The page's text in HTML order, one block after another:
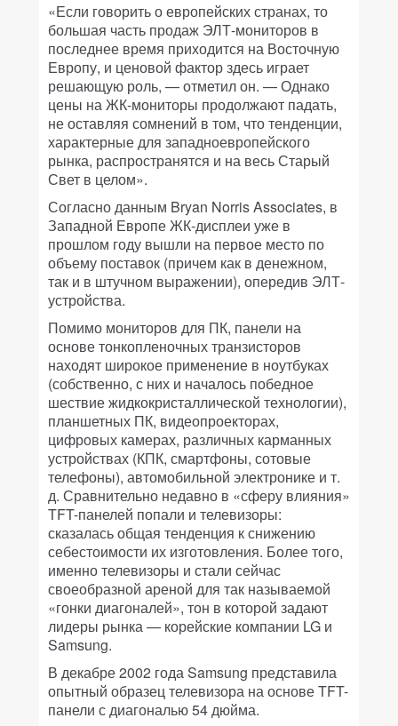
«Если говорить о европейских странах, то
большая часть продаж ЭЛТ-мониторов в
последнее время приходится на Восточную
Европу, и ценовой фактор здесь играет
решающую роль, — отметил он. — Однако
цены на ЖК-мониторы продолжают падать,
не оставляя сомнений в том, что тенденции,
характерные для западноевропейского
рынка, распространятся и на весь Старый
Свет в целом».
Согласно данным Bryan Norris Associates, в
Западной Европе ЖК-дисплеи уже в
прошлом году вышли на первое место по
объему поставок (причем как в денежном,
так и в штучном выражении), опередив ЭЛТ-
устройства.
Помимо мониторов для ПК, панели на
основе тонкопленочных транзисторов
находят широкое применение в ноутбуках
(собственно, с них и началось победное
шествие жидкокристаллической технологии),
планшетных ПК, видеопроекторах,
цифровых камерах, различных карманных
устройствах (КПК, смартфоны, сотовые
телефоны), автомобильной электронике и т.
д. Сравнительно недавно в «сферу влияния»
TFT-панелей попали и телевизоры:
сказалась общая тенденция к снижению
себестоимости их изготовления. Более того,
именно телевизоры и стали сейчас
своеобразной ареной для так называемой
«гонки диагоналей», тон в которой задают
лидеры рынка — корейские компании LG и
Samsung.
В декабре 2002 года Samsung представила
опытный образец телевизора на основе TFT-
панели с диагональю 54 дюйма.